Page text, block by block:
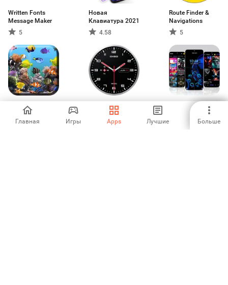
Главная Игры Apps Лучшие Больше
Written Fonts
Message Maker
5
Новая
Клавиатура 2021
4.58
Route Finder &
Navigations
5
Аквариум
Живые обои
5
Часы Живые
4.69
темы для
андроид - Темы